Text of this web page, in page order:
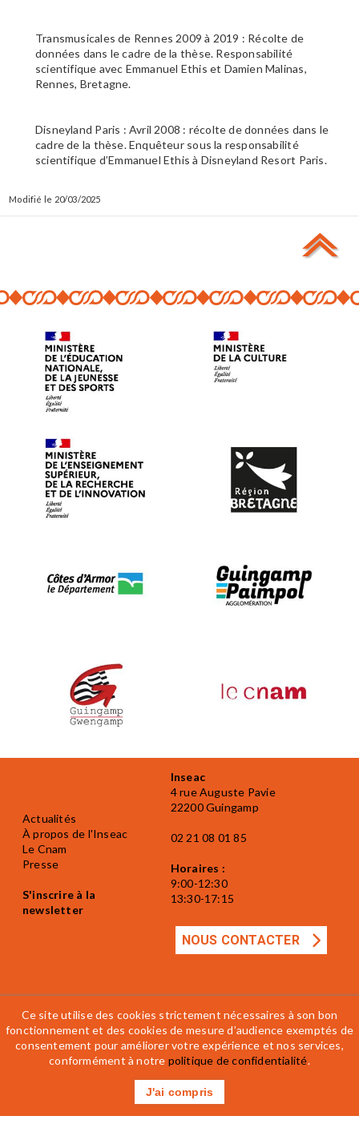
Transmusicales de Rennes 2009 à 2019 : Récolte de
données dans le cadre de la thèse. Responsabilité
scientifique avec Emmanuel Ethis et Damien Malinas,
Rennes, Bretagne.
Disneyland Paris : Avril 2008 : récolte de données dans le
cadre de la thèse. Enquêteur sous la responsabilité
scientifique d’Emmanuel Ethis à Disneyland Resort Paris.
20/03/2025
Actualités
À propos de l'Inseac
Le Cnam
Presse
S'inscrire à la
newsletter
Inseac
4 rue Auguste Pavie
22200 Guingamp
02 21 08 01 85
Horaires :
9:00-12:30
13:30-17:15
NOUS CONTACTER
Mentions légales Accessibilité
CGV
Règlement intérieur
Ce site utilise des cookies strictement nécessaires à son bon
fonctionnement et des cookies de mesure d’audience exemptés de
consentement pour améliorer votre expérience et nos services,
conformément à notre politique de confidentialité.
J'ai compris